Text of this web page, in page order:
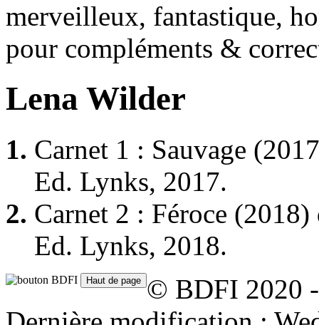
merveilleux, fantastique,
pour compléments &
Lena Wilder
1. Carnet 1 : Sauvage
Ed. Lynks, 2017.
2. Carnet 2 : Féroce (2018)
Ed. Lynks, 2018.
© BDFI 2020